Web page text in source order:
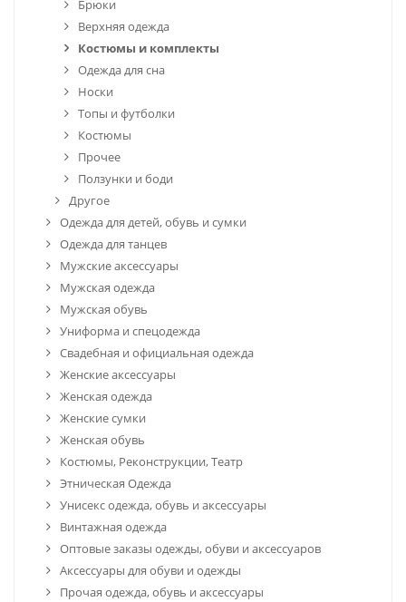
Брюки
Верхняя одежда
Костюмы и комплекты
Одежда для сна
Носки
Топы и футболки
Костюмы
Прочее
Ползунки и боди
Другое
Одежда для детей, обувь и сумки
Одежда для танцев
Мужские аксессуары
Мужская одежда
Мужская обувь
Униформа и спецодежда
Свадебная и официальная одежда
Женские аксессуары
Женская одежда
Женские сумки
Женская обувь
Костюмы, Реконструкции, Театр
Этническая Одежда
Унисекс одежда, обувь и аксессуары
Винтажная одежда
Оптовые заказы одежды, обуви и аксессуаров
Аксессуары для обуви и одежды
Прочая одежда, обувь и аксессуары